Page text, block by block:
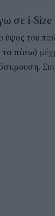
σε i-Size
ύψος του
τα πίσω)
.